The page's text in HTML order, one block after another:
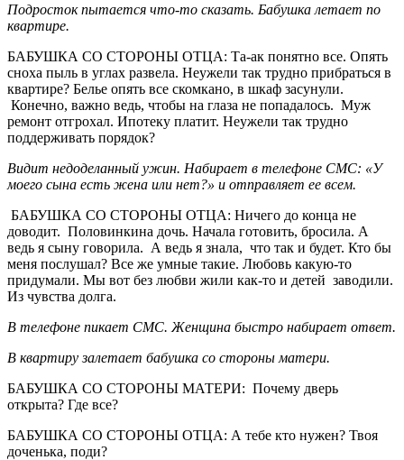
Подросток пытается что-то сказать. Бабушка летает по
квартире.
БАБУШКА СО СТОРОНЫ ОТЦА: Та-ак понятно все. Опять
сноха пыль в углах развела. Неужели так трудно прибраться в
квартире? Белье опять все скомкано, в шкаф засунули.
Конечно, важно ведь, чтобы на глаза не попадалось. Муж
ремонт отгрохал. Ипотеку платит. Неужели так трудно
поддерживать порядок?
Видит недоделанный ужин. Набирает в телефоне СМС: «У
моего сына есть жена или нет?» и отправляет ее всем.
БАБУШКА СО СТОРОНЫ ОТЦА: Ничего до конца не
доводит. Половинкина дочь. Начала готовить, бросила. А
ведь я сыну говорила. А ведь я знала, что так и будет. Кто бы
меня послушал? Все же умные такие. Любовь какую-то
придумали. Мы вот без любви жили как-то и детей заводили.
Из чувства долга.
В телефоне пикает СМС. Женщина быстро набирает ответ.
В квартиру залетает бабушка со стороны матери.
БАБУШКА СО СТОРОНЫ МАТЕРИ: Почему дверь
открыта? Где все?
БАБУШКА СО СТОРОНЫ ОТЦА: А тебе кто нужен? Твоя
доченька, поди?